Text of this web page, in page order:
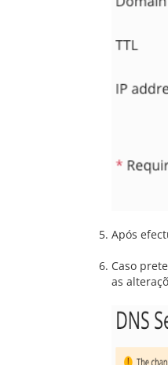
Após
Caso
as